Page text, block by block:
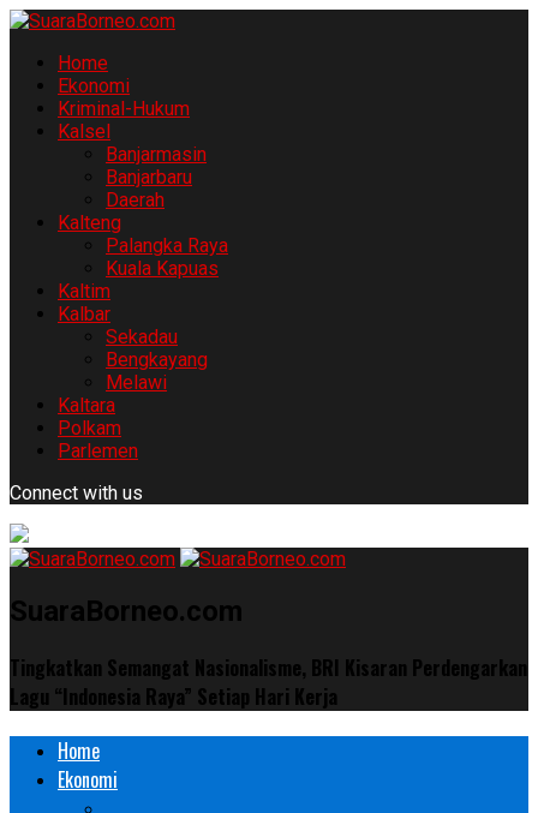
Home
Ekonomi
Kriminal-Hukum
Kalsel
Banjarmasin
Banjarbaru
Daerah
Kalteng
Palangka Raya
Kuala Kapuas
Kaltim
Kalbar
Sekadau
Bengkayang
Melawi
Kaltara
Polkam
Parlemen
Connect with us
SuaraBorneo.com
Tingkatkan Semangat Nasionalisme, BRI Kisaran Perdengarkan
Lagu “Indonesia Raya” Setiap Hari Kerja
Home
Ekonomi